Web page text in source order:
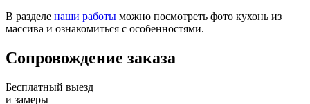
В разделе наши работы можно посмотреть фото кухонь из
массива и ознакомиться с особенностями.
Сопровождение заказа
Бесплатный выезд
и замеры